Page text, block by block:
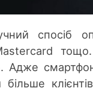
спосіб
Адже